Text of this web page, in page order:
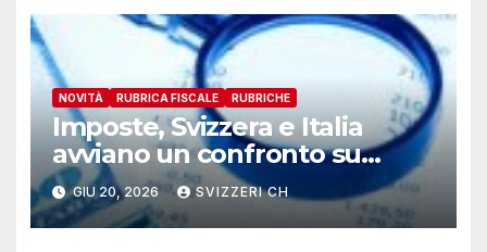
NOVITÀ RUBRICA FISCALE RUBRICHE
Imposte, Svizzera e Italia
avviano un confronto su
doppia imposizione e
questioni fiscali
transfrontaliere
GIU 20, 2026 SVIZZERI CH